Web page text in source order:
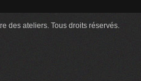
des ateliers. Tous droits réservés.